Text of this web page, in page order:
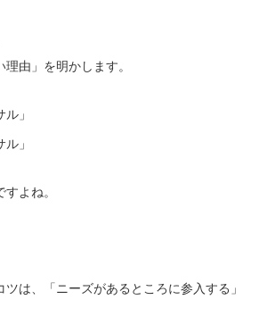
理由」を明かします。
」
」
よね。
は、「ニーズがあるところに参入する」